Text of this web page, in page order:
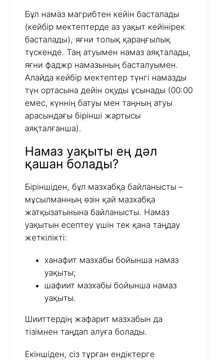
Бұл намаз магрибтен кейін басталады
(кейбір мектептерде аз уақыт кейінірек
басталады), яғни толық қараңғылық
түскенде. Таң атуымен намаз аяқталады,
яғни фаджр намазының басталуымен.
Алайда кейбір мектептер түнгі намазды
түн ортасына дейін оқуды ұсынады (00:00
емес, күннің батуы мен таңның атуы
арасындағы бірінші жартысы
аяқталғанша).
Намаз уақыты ең дәл
қашан болады?
Біріншіден, бұл мазхабқа байланысты –
мұсылманның өзін қай мазхабқа
жатқызатынына байланысты. Намаз
уақытын есептеу үшін тек қана таңдау
жеткілікті:
ханафит мазхабы бойынша намаз
уақыты;
шафиит мазхабы бойынша намаз
уақыты.
Шииттердің жафарит мазхабын да
тізімнен таңдап алуға болады.
Екіншіден, сіз тұрған ендіктерге